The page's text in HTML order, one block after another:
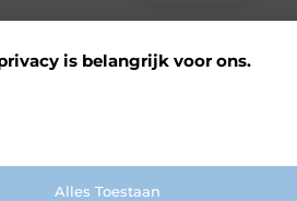
is belangrijk voor ons.
en vergelijkbare technologieën om te
Alles Toestaan